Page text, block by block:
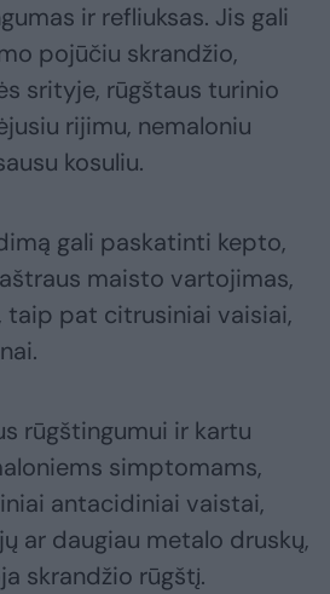
ir refliuksas. Jis gali
pojūčiu skrandžio,
srityje, rūgštaus turinio
rijimu, nemaloniu
kosuliu.
gali paskatinti kepto,
maisto vartojimas,
taip pat citrusiniai vaisiai,
rūgštingumui ir kartu
simptomams,
antacidiniai vaistai,
ar daugiau metalo druskų,
skrandžio rūgštį.